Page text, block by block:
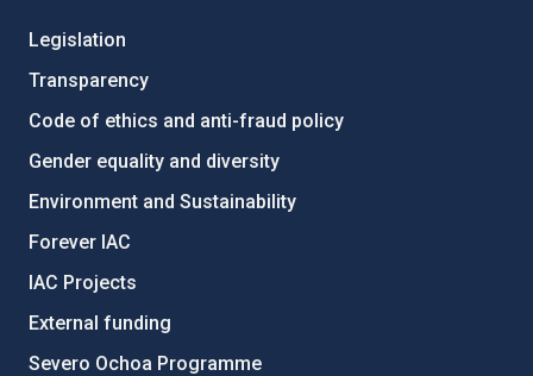
Legislation
Transparency
Code of ethics and anti-fraud policy
Gender equality and diversity
Environment and Sustainability
Forever IAC
IAC Projects
External funding
Severo Ochoa Programme